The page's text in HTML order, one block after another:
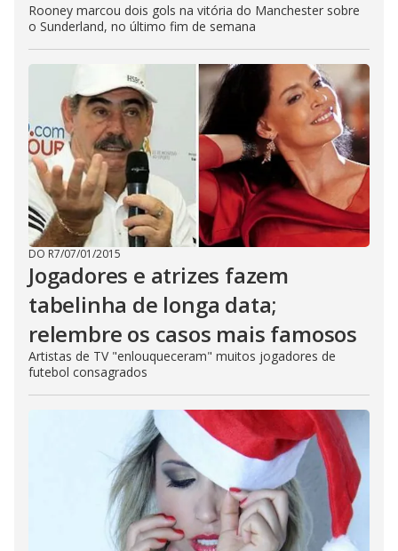
Rooney marcou dois gols na vitória do Manchester sobre
o Sunderland, no último fim de semana
DO R7/07/01/2015
Jogadores e atrizes fazem
tabelinha de longa data;
relembre os casos mais famosos
Artistas de TV "enlouqueceram" muitos jogadores de
futebol consagrados